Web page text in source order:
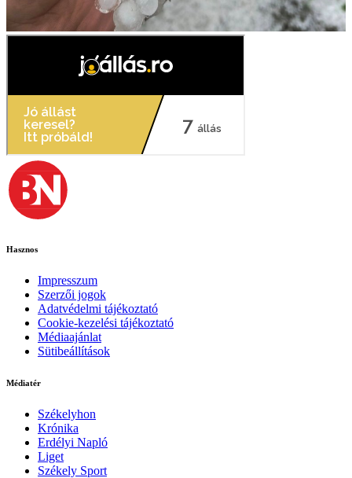
Hasznos
Impresszum
Szerzői jogok
Adatvédelmi tájékoztató
Cookie-kezelési tájékoztató
Médiaajánlat
Sütibeállítások
Médiatér
Székelyhon
Krónika
Erdélyi Napló
Liget
Székely Sport